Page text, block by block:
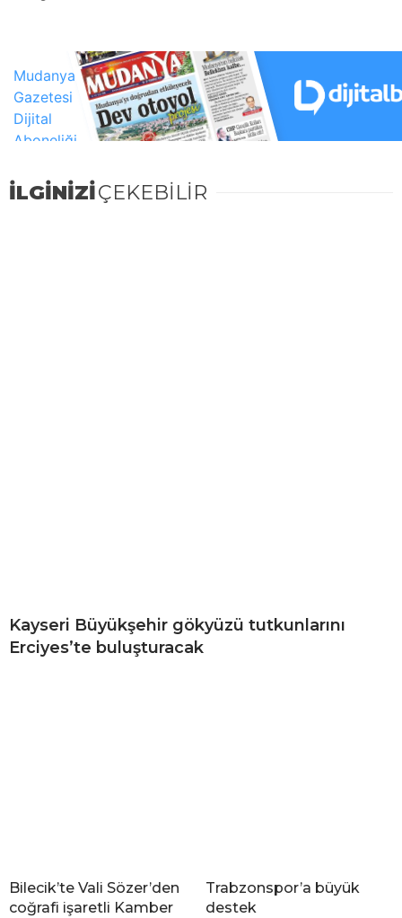
İLGİNİZİÇEKEBİLİR
Kayseri Büyükşehir gökyüzü tutkunlarını
Erciyes’te buluşturacak
Bilecik’te Vali Sözer’den
coğrafi işaretli Kamber
Trabzonspor’a büyük
destek